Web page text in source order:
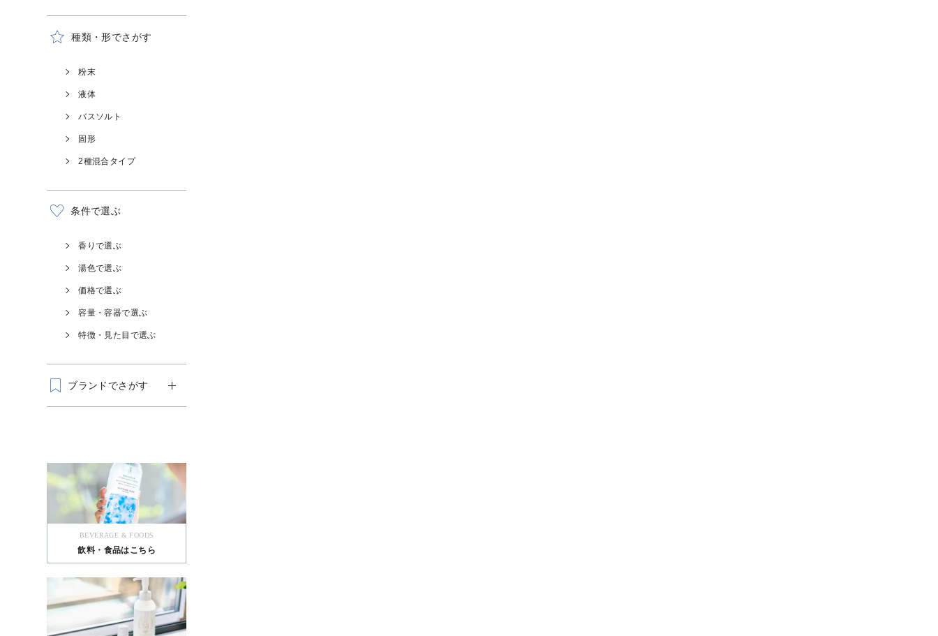
種類・形でさがす
粉末
液体
バスソルト
固形
2種混合タイプ
条件で選ぶ
香りで選ぶ
湯色で選ぶ
価格で選ぶ
容量・容器で選ぶ
特徴・見た目で選ぶ
ブランドでさがす
BEVERAGE & FOODS
飲料・食品はこちら